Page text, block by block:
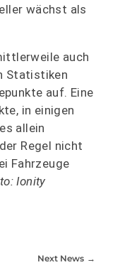
wächst als
auch
Statistiken
auf. Eine
in einigen
allein
Regel nicht
Fahrzeuge
Ionity
Next News